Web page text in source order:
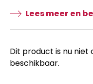
Lees meer en
Dit product is nu niet
beschikbaar.